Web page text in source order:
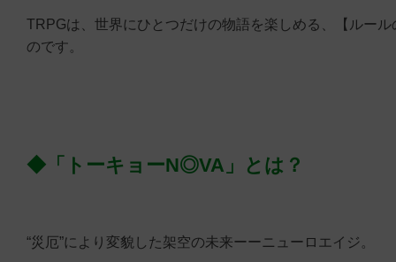
TRPGは、世界にひとつだけの物語を楽しめる、【ルー
のです。
◆「トーキョーN◎VA」とは？
“災厄”により変貌した架空の未来ーーニューロエイジ。